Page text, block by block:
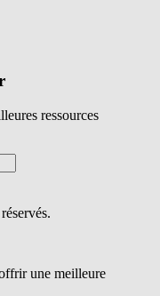
ressources
une meilleure